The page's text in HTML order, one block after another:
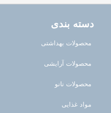
دسته بندی
محصولات بهداشتی
محصولات آرایشی
محصولات نانو
مواد غذایی